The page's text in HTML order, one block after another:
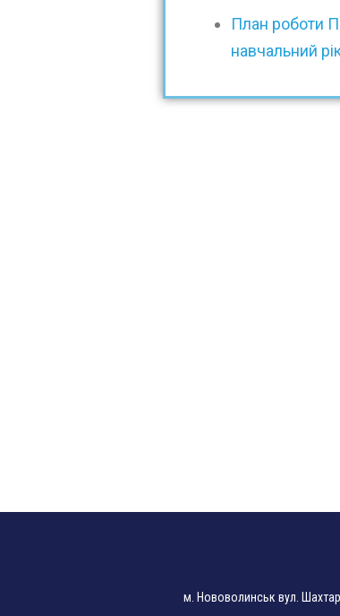
План роботи
навчальний
м. Нововолинськ вул.